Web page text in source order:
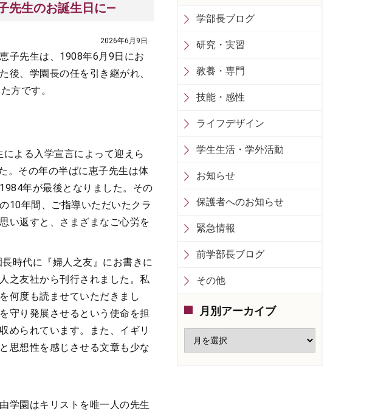
先生のお誕生日に―
2026年6月9日
子先生は、1908年6月9日にお
後、学園長の任を引き継がれ、
方です。
よる入学宣言によって迎えら
。その年の半ばに恵子先生は体
年が最後となりました。その
10年間、ご指導いただいたクラ
い返すと、さまざまなご心労を
時代に『婦人之友』にお書きに
之友社から刊行されました。私
何度も読ませていただきまし
守り発展させるという使命を担
められています。また、イギリ
思想性を感じさせる文章も少な
学園はキリストを唯一人の先生
学部長ブログ
研究・実習
教養・専門
技能・感性
ライフデザイン
学生生活・学外活動
お知らせ
保護者へのお知らせ
緊急情報
前学部長ブログ
その他
月別アーカイブ